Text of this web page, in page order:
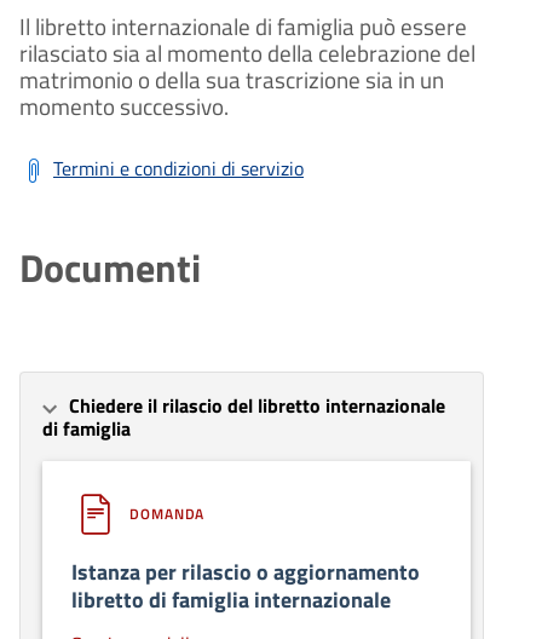
Il libretto internazionale di famiglia può essere
rilasciato sia al momento della celebrazione del
matrimonio o della sua trascrizione sia in un
momento successivo.
Termini e condizioni di servizio
Documenti
Chiedere il rilascio del libretto internazionale
di famiglia
DOMANDA
Istanza per rilascio o aggiornamento
libretto di famiglia internazionale